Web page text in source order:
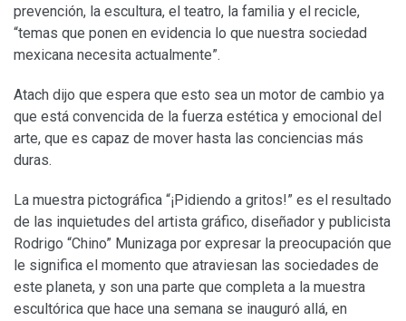
prevención, la escultura, el teatro, la familia y el recicle,
“temas que ponen en evidencia lo que nuestra sociedad
mexicana necesita actualmente”.
Atach dijo que espera que esto sea un motor de cambio ya
que está convencida de la fuerza estética y emocional del
arte, que es capaz de mover hasta las conciencias más
duras.
La muestra pictográfica “¡Pidiendo a gritos!” es el resultado
de las inquietudes del artista gráfico, diseñador y publicista
Rodrigo “Chino” Munizaga por expresar la preocupación que
le significa el momento que atraviesan las sociedades de
este planeta, y son una parte que completa a la muestra
escultórica que hace una semana se inauguró allá, en